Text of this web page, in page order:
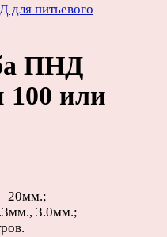
для питьевого
ПНД
100 или
20мм.;
3.0мм.;